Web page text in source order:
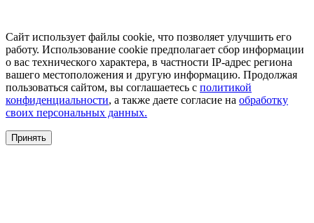
Сайт использует файлы cookie, что позволяет улучшить его
работу. Использование cookie предполагает сбор информации
о вас технического характера, в частности IP-адрес региона
вашего местоположения и другую информацию. Продолжая
пользоваться сайтом, вы соглашаетесь с политикой
конфиденциальности, а также даете согласие на обработку
своих персональных данных.
Принять